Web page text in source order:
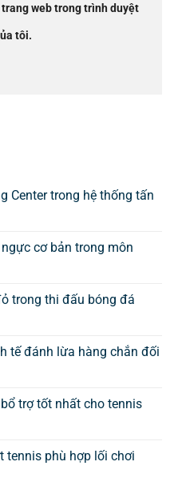
web trong trình duyệt
tôi.
Center trong hệ thống tấn
cơ bản trong môn
trong thi đấu bóng đá
tế đánh lừa hàng chắn đối
trợ tốt nhất cho tennis
tennis phù hợp lối chơi